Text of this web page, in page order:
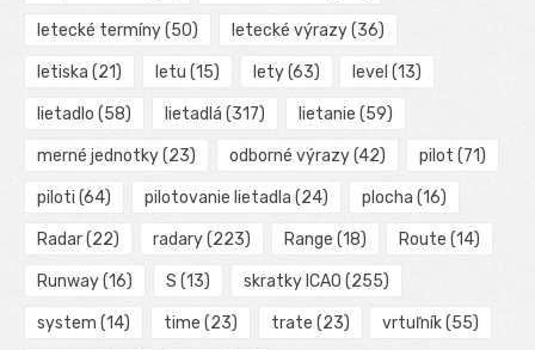
letecké termíny(50) letecké výrazy(36)
letiska (21) letu (15) lety(63) level (13)
lietadlo (58) lietadlá (317) lietanie (59)
merné jednotky(23) odborné výrazy(42) pilot (71)
piloti (64) pilotovanie lietadla (24) plocha (16)
Radar(22) radary(223) Range (18) Route (14)
Runway(16) S (13) skratky ICAO (255)
system (14) time (23) trate (23) vrtuľník(55)